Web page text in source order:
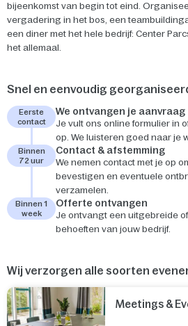
bijeenkomst van begin tot eind.
vergadering in het bos, een
een diner met het hele bedrijf: Center
het allemaal.
Snel en eenvoudig
Eerste
contact
We ontvangen je aanvraag
Je vult ons online formulier in
op. We luisteren goed naar je
Binnen
72 uur
Contact & afstemming
We nemen contact met je op
bevestigen en eventuele
verzamelen.
Binnen 1
week
Offerte ontvangen
Je ontvangt een uitgebreide
behoeften van jouw bedrijf.
Wij verzorgen alle soorten
Meetings &